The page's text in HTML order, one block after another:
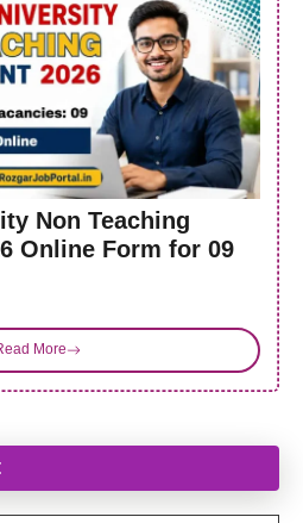
Non Teaching
Online Form for 09
More